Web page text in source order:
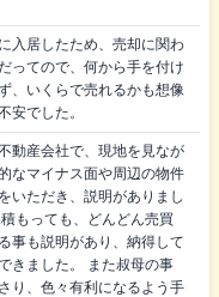
入居したため、売却に関わ
ってので、何から手を付け
、いくらで売れるかも想像
安でした。
動産会社で、現地を見なが
なマイナス面や周辺の物件
いただき、説明がありまし
もっても、どんどん売買
事も説明があり、納得して
きました。 また叔母の事
り、色々有利になるよう手